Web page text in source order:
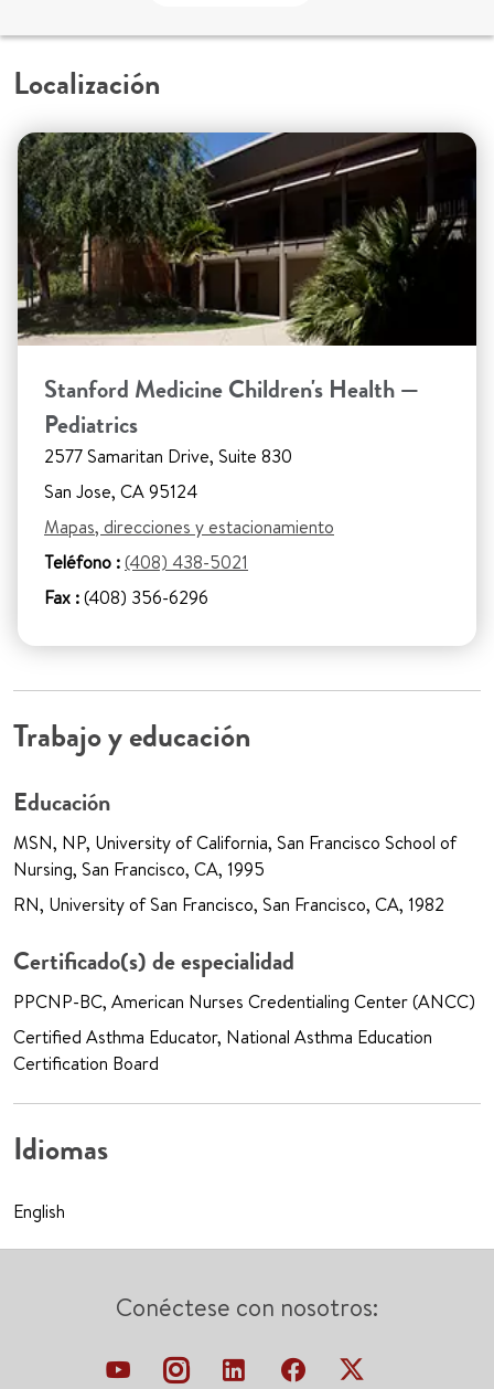
Localización
Stanford Medicine Children's Health —
Pediatrics
2577 Samaritan Drive, Suite 830
San Jose, CA 95124
Mapas, direcciones y estacionamiento
Teléfono :(408) 438-5021
Fax :(408) 356-6296
Trabajo y educación
Educación
MSN, NP, University of California, San Francisco School of
Nursing, San Francisco, CA, 1995
RN, University of San Francisco, San Francisco, CA, 1982
Certificado(s) de especialidad
PPCNP-BC, American Nurses Credentialing Center (ANCC)
Certified Asthma Educator, National Asthma Education
Certification Board
Idiomas
English
Conéctese con nosotros: